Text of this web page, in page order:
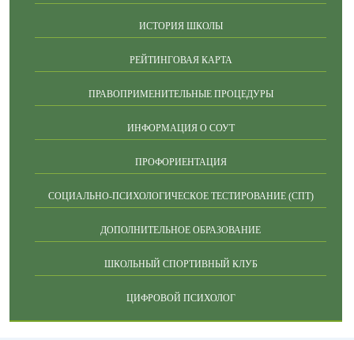
ИСТОРИЯ ШКОЛЫ
РЕЙТИНГОВАЯ КАРТА
ПРАВОПРИМЕНИТЕЛЬНЫЕ ПРОЦЕДУРЫ
ИНФОРМАЦИЯ О СОУТ
ПРОФОРИЕНТАЦИЯ
СОЦИАЛЬНО-ПСИХОЛОГИЧЕСКОЕ ТЕСТИРОВАНИЕ (СПТ)
ДОПОЛНИТЕЛЬНОЕ ОБРАЗОВАНИЕ
ШКОЛЬНЫЙ СПОРТИВНЫЙ КЛУБ
ЦИФРОВОЙ ПСИХОЛОГ